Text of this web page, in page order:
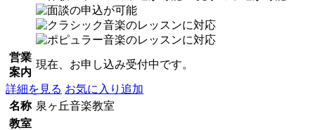
営業
案内
現在、お申し込み受付中です。
詳細を見る お気に入り追加
名称 泉ヶ丘音楽教室
教室